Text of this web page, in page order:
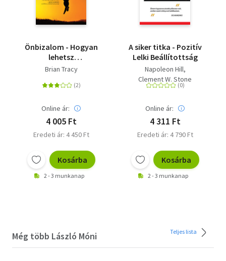
Önbizalom - Hogyan
lehetsz
ellenállhatatlan?
Brian Tracy
Online ár:
4 005 Ft
Eredeti ár: 4 450 Ft
Kosárba
2 - 3 munkanap
A siker titka - Pozitív
Lelki Beállítottság
Napoleon Hill
Clement W. Stone
Online ár:
4 311 Ft
Eredeti ár: 4 790 Ft
Kosárba
2 - 3 munkanap
Még több László Móni Teljes lista